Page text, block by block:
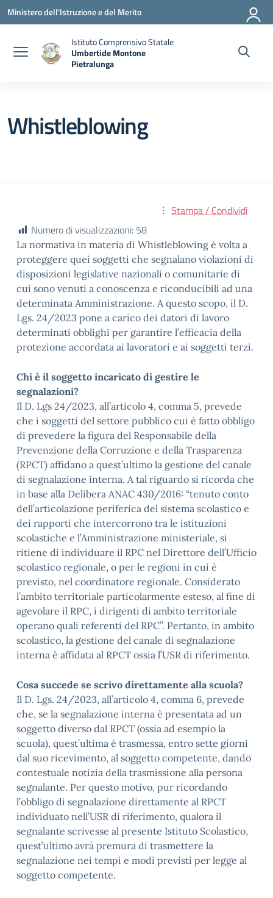
Vai ai contenuti
Vai al menu di navigazione
Vai al footer
Ministero dell'Istruzione e del Merito
Istituto Comprensivo Statale
Umbertide Montone
Pietralunga
Whistleblowing
Stampa / Condividi
Numero di visualizzazioni: 58
La normativa in materia di Whistleblowing è volta a
proteggere quei soggetti che segnalano violazioni di
disposizioni legislative nazionali o comunitarie di
cui sono venuti a conoscenza e riconducibili ad una
determinata Amministrazione. A questo scopo, il D.
Lgs. 24/2023 pone a carico dei datori di lavoro
determinati obblighi per garantire l’efficacia della
protezione accordata ai lavoratori e ai soggetti terzi.
Chi è il soggetto incaricato di gestire le
segnalazioni?
Il D. Lgs 24/2023, all’articolo 4, comma 5, prevede
che i soggetti del settore pubblico cui è fatto obbligo
di prevedere la figura del Responsabile della
Prevenzione della Corruzione e della Trasparenza
(RPCT) affidano a quest’ultimo la gestione del canale
di segnalazione interna. A tal riguardo si ricorda che
in base alla Delibera ANAC 430/2016: “tenuto conto
dell’articolazione periferica del sistema scolastico e
dei rapporti che intercorrono tra le istituzioni
scolastiche e l’Amministrazione ministeriale, si
ritiene di individuare il RPC nel Direttore dell’Ufficio
scolastico regionale, o per le regioni in cui è
previsto, nel coordinatore regionale. Considerato
l’ambito territoriale particolarmente esteso, al fine di
agevolare il RPC, i dirigenti di ambito territoriale
operano quali referenti del RPC”. Pertanto, in ambito
scolastico, la gestione del canale di segnalazione
interna è affidata al RPCT ossia l’USR di riferimento.
Cosa succede se scrivo direttamente alla scuola?
Il D. Lgs. 24/2023, all’articolo 4, comma 6, prevede
che, se la segnalazione interna è presentata ad un
soggetto diverso dal RPCT (ossia ad esempio la
scuola), quest’ultima è trasmessa, entro sette giorni
dal suo ricevimento, al soggetto competente, dando
contestuale notizia della trasmissione alla persona
segnalante. Per questo motivo, pur ricordando
l’obbligo di segnalazione direttamente al RPCT
individuato nell’USR di riferimento, qualora il
segnalante scrivesse al presente Istituto Scolastico,
quest’ultimo avrà premura di trasmettere la
segnalazione nei tempi e modi previsti per legge al
soggetto competente.